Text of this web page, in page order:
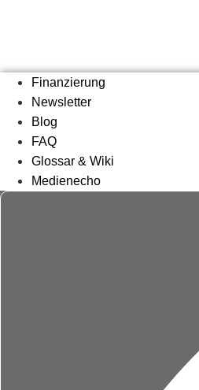
Finanzierung
Newsletter
Blog
FAQ
Glossar & Wiki
Medienecho